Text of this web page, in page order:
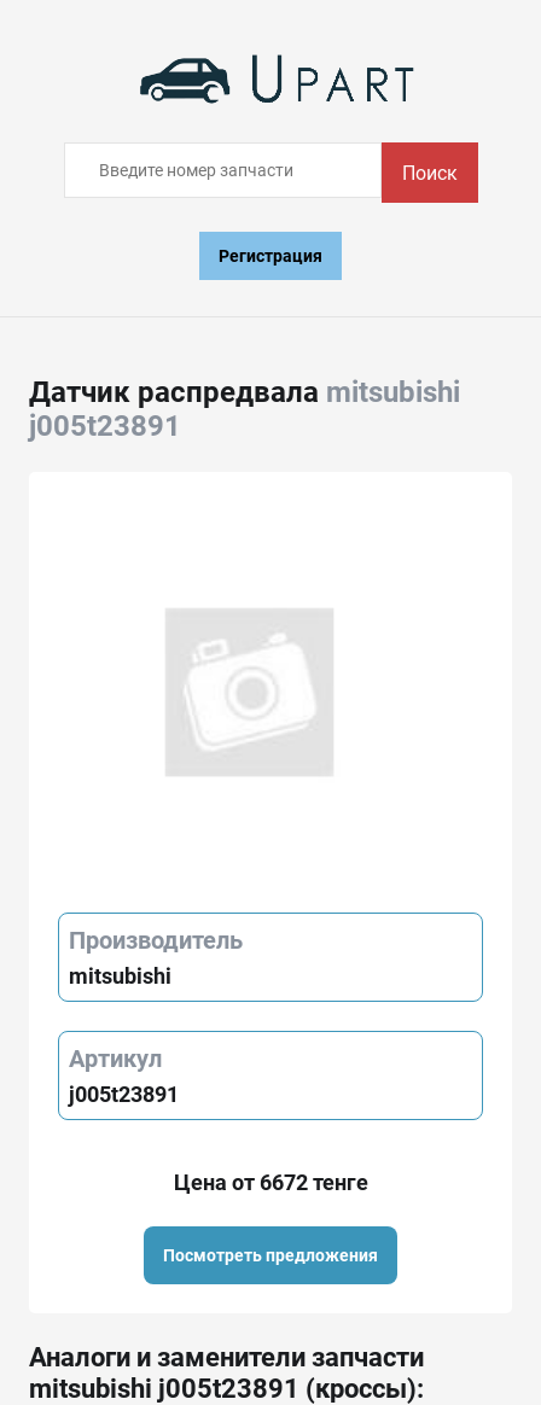
Поиск
Регистрация
Датчик распредвала mitsubishi
j005t23891
Производитель
mitsubishi
Артикул
j005t23891
Цена от 6672 тенге
Посмотреть предложения
Аналоги и заменители запчасти
mitsubishi j005t23891 (кроссы):